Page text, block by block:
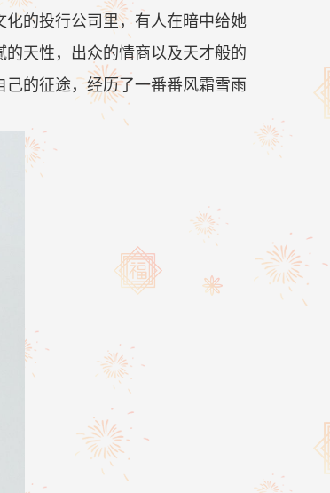
的投行公司里，有人在暗中给她
天性，出众的情商以及天才般的
的征途，经历了一番番风霜雪雨